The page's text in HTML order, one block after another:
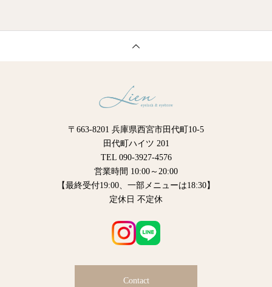
〒663-8201 兵庫県西宮市田代町10-5
田代町ハイツ 201
TEL 090-3927-4576
営業時間 10:00～20:00
【最終受付19:00、一部メニューは18:30】
定休日 不定休
Contact